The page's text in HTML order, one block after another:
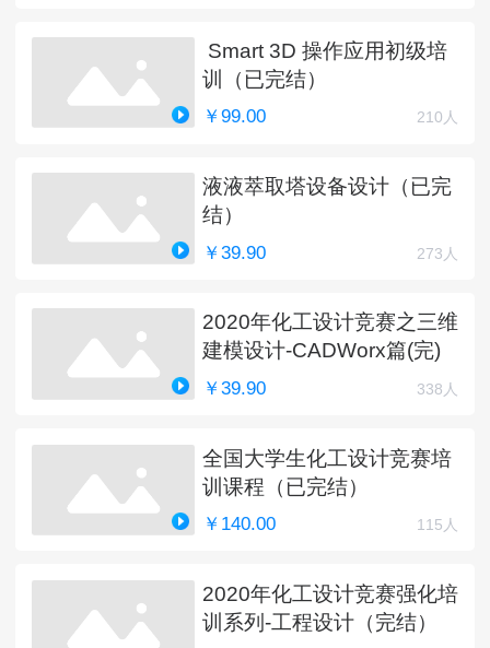
Smart 3D 操作应用初级培
训（已完结）
￥99.00 210人
液液萃取塔设备设计（已完
结）
￥39.90 273人
2020年化工设计竞赛之三维
建模设计-CADWorx篇(完)
￥39.90 338人
全国大学生化工设计竞赛培
训课程（已完结）
￥140.00 115人
2020年化工设计竞赛强化培
训系列-工程设计（完结）